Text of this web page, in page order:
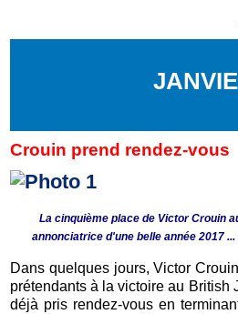
Crouin prend rendez-vous
La cinquième place de Victor Crouin
annonciatrice d'une belle année 2017 ...
Dans quelques jours, Victor
prétendants à la victoire au British
déjà pris rendez-vous en